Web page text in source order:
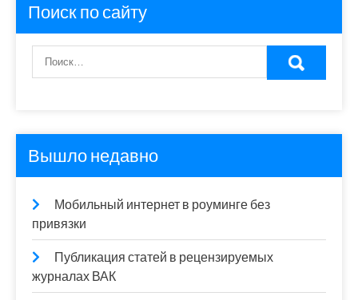
Поиск по сайту
Вышло недавно
Мобильный интернет в роуминге без
привязки
Публикация статей в рецензируемых
журналах ВАК